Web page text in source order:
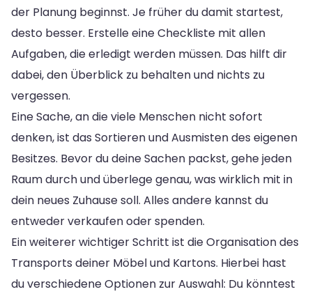
der Planung beginnst. Je früher du damit startest,
desto besser. Erstelle eine Checkliste mit allen
Aufgaben, die erledigt werden müssen. Das hilft dir
dabei, den Überblick zu behalten und nichts zu
vergessen.
Eine Sache, an die viele Menschen nicht sofort
denken, ist das Sortieren und Ausmisten des eigenen
Besitzes. Bevor du deine Sachen packst, gehe jeden
Raum durch und überlege genau, was wirklich mit in
dein neues Zuhause soll. Alles andere kannst du
entweder verkaufen oder spenden.
Ein weiterer wichtiger Schritt ist die Organisation des
Transports deiner Möbel und Kartons. Hierbei hast
du verschiedene Optionen zur Auswahl: Du könntest